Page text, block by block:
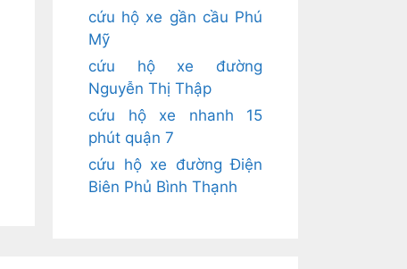
cứu hộ xe gần cầu Phú
Mỹ
cứu hộ xe đường
Nguyễn Thị Thập
cứu hộ xe nhanh 15
phút quận 7
cứu hộ xe đường Điện
Biên Phủ Bình Thạnh